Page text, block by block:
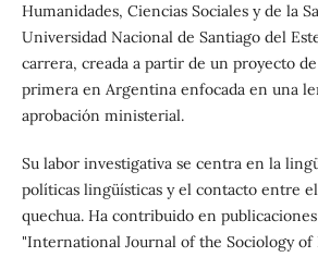
Humanidades, Ciencias Sociales y de la
Universidad Nacional de Santiago del
carrera, creada a partir de un proyecto
primera en Argentina enfocada en una
aprobación ministerial.
Su labor investigativa se centra en la
políticas lingüísticas y el contacto entre
quechua. Ha contribuido en
"International Journal of the Sociology of